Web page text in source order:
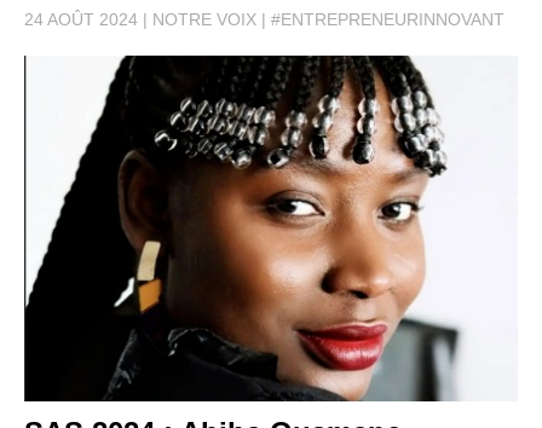
24 AOÛT 2024
NOTRE VOIX #ENTREPRENEURINNOVANT